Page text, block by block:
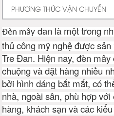
PHƯƠNG THỨC VẬN CHUYỂN
Đèn mây đan là một trong
thủ công mỹ nghệ được
Tre Đan. Hiện nay, đèn
chuộng và đặt hàng nhiều
bởi hình dáng bắt mắt, có
nhà, ngoài sân, phù hợp
hàng, khách sạn và các